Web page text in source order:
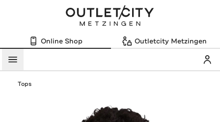
Online Shop Outletcity Metzingen
Menü
Tops